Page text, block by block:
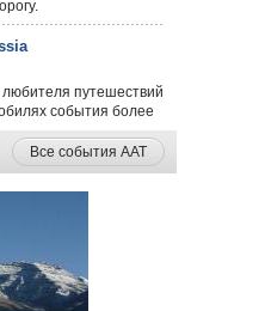
- помогите ему...
любителя путешествий
события более
- первая по...
Все события ААТ